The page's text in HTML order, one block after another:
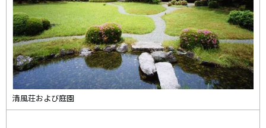
清風荘および庭園